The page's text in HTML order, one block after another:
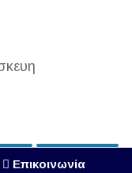
Επικοινωνία